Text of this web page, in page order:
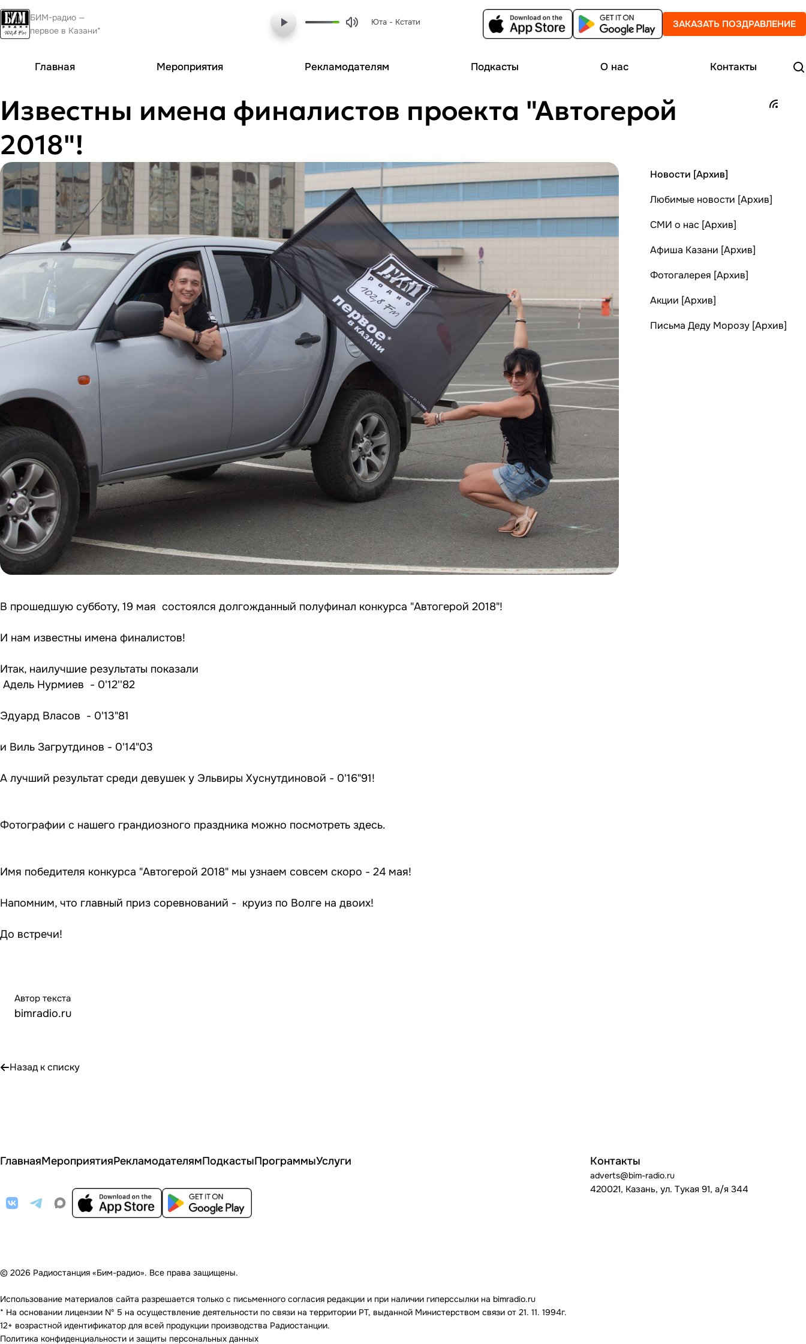
БИМ-радио —
первое в Казани*
Юта - Кстати ЗАКАЗАТЬ ПОЗДРАВЛЕНИЕ
Главная Мероприятия Рекламодателям Подкасты О нас Контакты
Известны имена финалистов проекта "Автогерой
2018"!
В прошедшую субботу, 19 мая состоялся долгожданный полуфинал конкурса "Автогерой 2018"!
И нам известны имена финалистов!
Итак, наилучшие результаты показали
Адель Нурмиев - 0'12''82
Эдуард Власов - 0'13"81
и Виль Загрутдинов - 0'14"03
А лучший результат среди девушек у Эльвиры Хуснутдиновой - 0'16"91!
Фотографии с нашего грандиозного праздника можно посмотреть здесь.
Имя победителя конкурса "Автогерой 2018" мы узнаем совсем скоро - 24 мая!
Напомним, что главный приз соревнований - круиз по Волге на двоих!
До встречи!
Автор текста
bimradio.ru
Назад к списку
Новости [Архив]
Любимые новости [Архив]
СМИ о нас [Архив]
Афиша Казани [Архив]
Фотогалерея [Архив]
Акции [Архив]
Письма Деду Морозу [Архив]
ГлавнаяМероприятияРекламодателямПодкастыПрограммыУслуги Контакты
adverts@bim-radio.ru
420021, Казань, ул. Тукая 91, а/я 344
© 2026 Радиостанция «Бим-радио». Все права защищены.
Использование материалов сайта разрешается только с письменного согласия редакции и при наличии гиперссылки на bimradio.ru
* На основании лицензии Nº 5 на осуществление деятельности по связи на территории РТ, выданной Министерством связи от 21. 11. 1994г.
12+ возрастной идентификатор для всей продукции производства Радиостанции.
Политика конфиденциальности и защиты персональных данных